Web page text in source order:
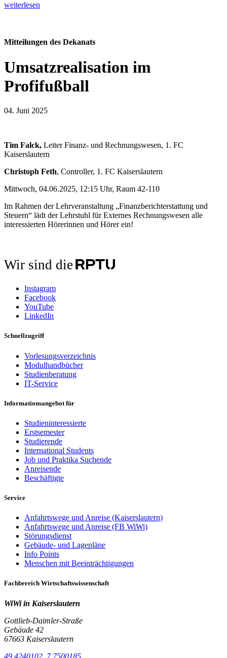
weiterlesen
Mitteilungen des Dekanats
Umsatzrealisation im
Profifußball
04. Juni 2025
Tim Falck, Leiter Finanz- und Rechnungswesen, 1. FC
Kaiserslautern
Christoph Feth, Controller, 1. FC Kaiserslautern
Mittwoch, 04.06.2025, 12:15 Uhr, Raum 42-110
Im Rahmen der Lehrveranstaltung „Finanzberichterstattung und
Steuern“ lädt der Lehrstuhl für Externes Rechnungswesen alle
interessierten Hörerinnen und Hörer ein!
Wir sind die
Instagram
Facebook
YouTube
LinkedIn
Schnellzugriff
Vorlesungsverzeichnis
Modulhandbücher
Studienberatung
IT-Service
Informationsangebot für
Studieninteressierte
Erstsemester
Studierende
International Students
Job und Praktika Suchende
Anreisende
Beschäftigte
Service
Anfahrtswege und Anreise (Kaiserslautern)
Anfahrtswege und Anreise (FB WiWi)
Störungsdienst
Gebäude- und Lagepläne
Info Points
Menschen mit Beeinträchtigungen
Fachbereich Wirtschaftswissenschaft
WiWi in Kaiserslautern
Gottlieb-Daimler-Straße
Gebäude 42
67663 Kaiserslautern
49,4240102, 7,7500185